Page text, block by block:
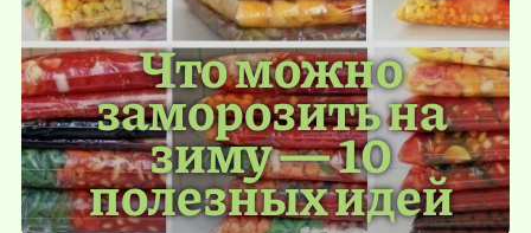
Что можно
заморозить на
зиму — 10
полезных идей